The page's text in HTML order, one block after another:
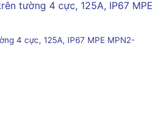
4 cực, 125A, IP67 MPE MPN2-